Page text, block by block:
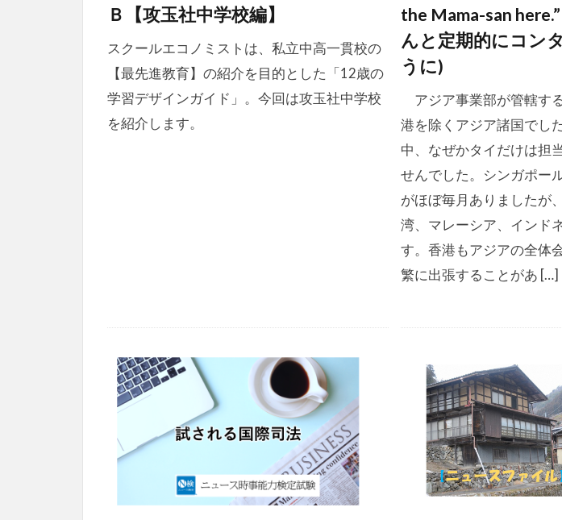
Ｂ【攻玉社中学校編】
スクールエコノミストは、私立中高一貫校の
【最先進教育】の紹介を目的とした「12歳の
学習デザインガイド」。今回は攻玉社中学校
を紹介します。
the Mama-san
んと定期的にコン
うに)
アジア事業部が管轄す
港を除くアジア諸国でし
中、なぜかタイだけは担
せんでした。シンガポー
がほぼ毎月ありましたが
湾、マレーシア、インド
す。香港もアジアの全体
繁に出張することがあ […]